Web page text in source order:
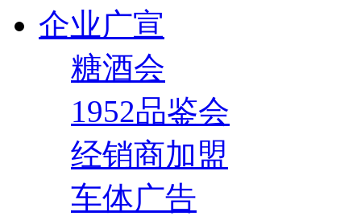
企业广宣
糖酒会
1952品鉴会
经销商加盟
车体广告